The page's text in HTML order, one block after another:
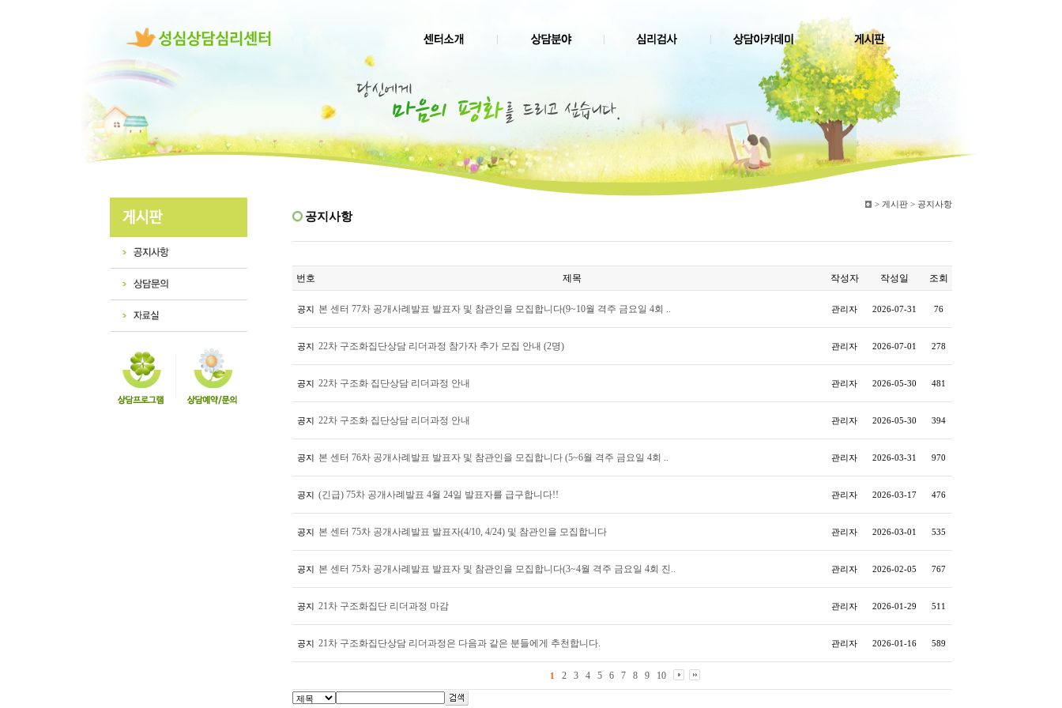
> 게시판 > 공지사항
공지사항
번호 제목 작성자 작성일 조회
공지 본 센터 77차 공개사례발표 발표자 및 참관인을 모집합니다(9~10월 격주 금요일 4회 .. 관리자 2026-07-31 76
공지 22차 구조화집단상담 리더과정 참가자 추가 모집 안내 (2명) 관리자 2026-07-01 278
공지 22차 구조화 집단상담 리더과정 안내 관리자 2026-05-30 481
공지 22차 구조화 집단상담 리더과정 안내 관리자 2026-05-30 394
공지 본 센터 76차 공개사례발표 발표자 및 참관인을 모집합니다 (5~6월 격주 금요일 4회 .. 관리자 2026-03-31 970
공지 (긴급) 75차 공개사례발표 4월 24일 발표자를 급구합니다!! 관리자 2026-03-17 476
공지 본 센터 75차 공개사례발표 발표자(4/10, 4/24) 및 참관인을 모집합니다 관리자 2026-03-01 535
공지 본 센터 75차 공개사례발표 발표자 및 참관인을 모집합니다(3~4월 격주 금요일 4회 진.. 관리자 2026-02-05 767
공지 21차 구조화집단 리더과정 마감 관리자 2026-01-29 511
공지 21차 구조화집단상담 리더과정은 다음과 같은 분들에게 추천합니다. 관리자 2026-01-16 589
1 2 3 4 5 6 7 8 9 10